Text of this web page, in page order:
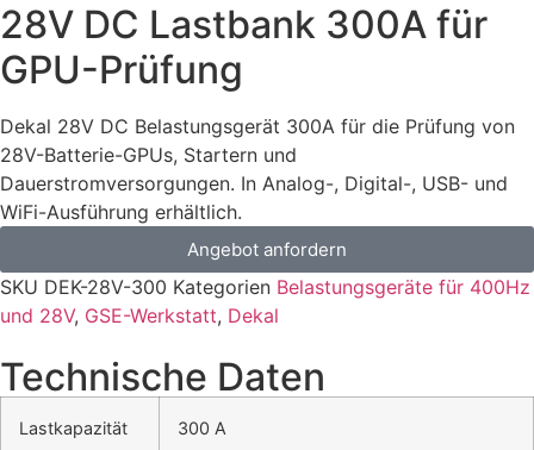
28V DC Lastbank 300A für
GPU-Prüfung
Dekal 28V DC Belastungsgerät 300A für die Prüfung von
28V-Batterie-GPUs, Startern und
Dauerstromversorgungen. In Analog-, Digital-, USB- und
WiFi-Ausführung erhältlich.
Angebot anfordern
SKU DEK-28V-300 Kategorien Belastungsgeräte für 400Hz
und 28V, GSE-Werkstatt, Dekal
Technische Daten
Lastkapazität 300 A